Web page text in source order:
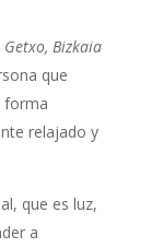
Bizkaia
que
forma
relajado y
que es luz,
a